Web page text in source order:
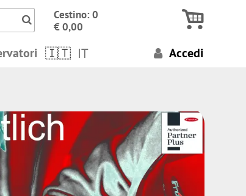
Icon Cerca numeri, termini..
Cestino: 0
€ 0,00
IT Accedi